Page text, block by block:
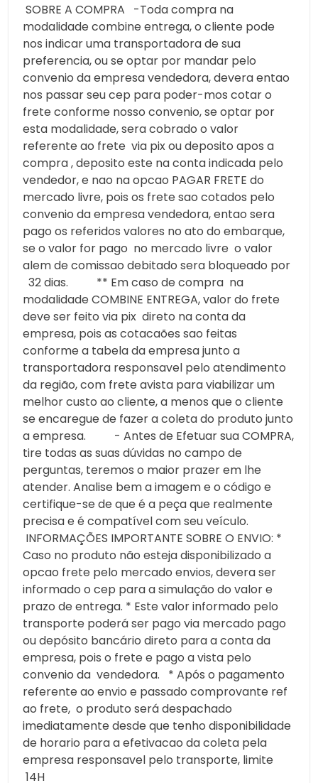
SOBRE A COMPRA -Toda compra na
modalidade combine entrega, o cliente pode
nos indicar uma transportadora de sua
preferencia, ou se optar por mandar pelo
convenio da empresa vendedora, devera entao
nos passar seu cep para poder-mos cotar o
frete conforme nosso convenio, se optar por
esta modalidade, sera cobrado o valor
referente ao frete via pix ou deposito apos a
compra , deposito este na conta indicada pelo
vendedor, e nao na opcao PAGAR FRETE do
mercado livre, pois os frete sao cotados pelo
convenio da empresa vendedora, entao sera
pago os referidos valores no ato do embarque,
se o valor for pago no mercado livre o valor
alem de comissao debitado sera bloqueado por
32 dias. ** Em caso de compra na
modalidade COMBINE ENTREGA, valor do frete
deve ser feito via pix direto na conta da
empresa, pois as cotacaões sao feitas
conforme a tabela da empresa junto a
transportadora responsavel pelo atendimento
da região, com frete avista para viabilizar um
melhor custo ao cliente, a menos que o cliente
se encaregue de fazer a coleta do produto junto
a empresa. - Antes de Efetuar sua COMPRA,
tire todas as suas dúvidas no campo de
perguntas, teremos o maior prazer em lhe
atender. Analise bem a imagem e o código e
certifique-se de que é a peça que realmente
precisa e é compatível com seu veículo.
INFORMAÇÕES IMPORTANTE SOBRE O ENVIO: *
Caso no produto não esteja disponibilizado a
opcao frete pelo mercado envios, devera ser
informado o cep para a simulação do valor e
prazo de entrega. * Este valor informado pelo
transporte poderá ser pago via mercado pago
ou depósito bancário direto para a conta da
empresa, pois o frete e pago a vista pelo
convenio da vendedora. * Após o pagamento
referente ao envio e passado comprovante ref
ao frete, o produto será despachado
imediatamente desde que tenho disponibilidade
de horario para a efetivacao da coleta pela
empresa responsavel pelo transporte, limite
14H